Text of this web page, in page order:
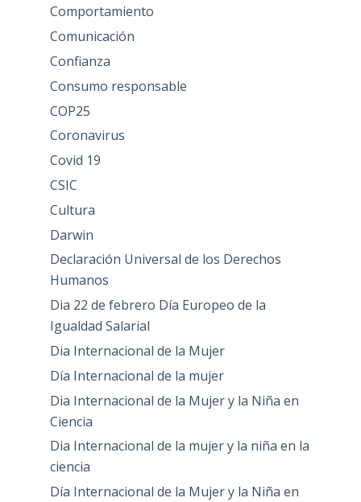
Comportamiento
Comunicación
Confianza
Consumo responsable
COP25
Coronavirus
Covid 19
CSIC
Cultura
Darwin
Declaración Universal de los Derechos
Humanos
Dia 22 de febrero Día Europeo de la
Igualdad Salarial
Dia Internacional de la Mujer
Día Internacional de la mujer
Dia Internacional de la Mujer y la Niña en
Ciencia
Dia Internacional de la mujer y la niña en la
ciencia
Día Internacional de la Mujer y la Niña en